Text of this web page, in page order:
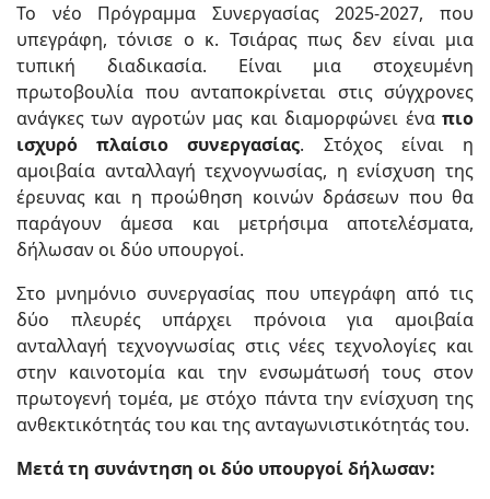
Το νέο Πρόγραμμα Συνεργασίας 2025-2027, που
υπεγράφη, τόνισε ο κ. Τσιάρας πως δεν είναι μια
τυπική διαδικασία. Είναι μια στοχευμένη
πρωτοβουλία που ανταποκρίνεται στις σύγχρονες
ανάγκες των αγροτών μας και διαμορφώνει ένα πιο
ισχυρό πλαίσιο συνεργασίας. Στόχος είναι η
αμοιβαία ανταλλαγή τεχνογνωσίας, η ενίσχυση της
έρευνας και η προώθηση κοινών δράσεων που θα
παράγουν άμεσα και μετρήσιμα αποτελέσματα,
δήλωσαν οι δύο υπουργοί.
Στο μνημόνιο συνεργασίας που υπεγράφη από τις
δύο πλευρές υπάρχει πρόνοια για αμοιβαία
ανταλλαγή τεχνογνωσίας στις νέες τεχνολογίες και
στην καινοτομία και την ενσωμάτωσή τους στον
πρωτογενή τομέα, με στόχο πάντα την ενίσχυση της
ανθεκτικότητάς του και της ανταγωνιστικότητάς του.
Μετά τη συνάντηση οι δύο υπουργοί δήλωσαν: